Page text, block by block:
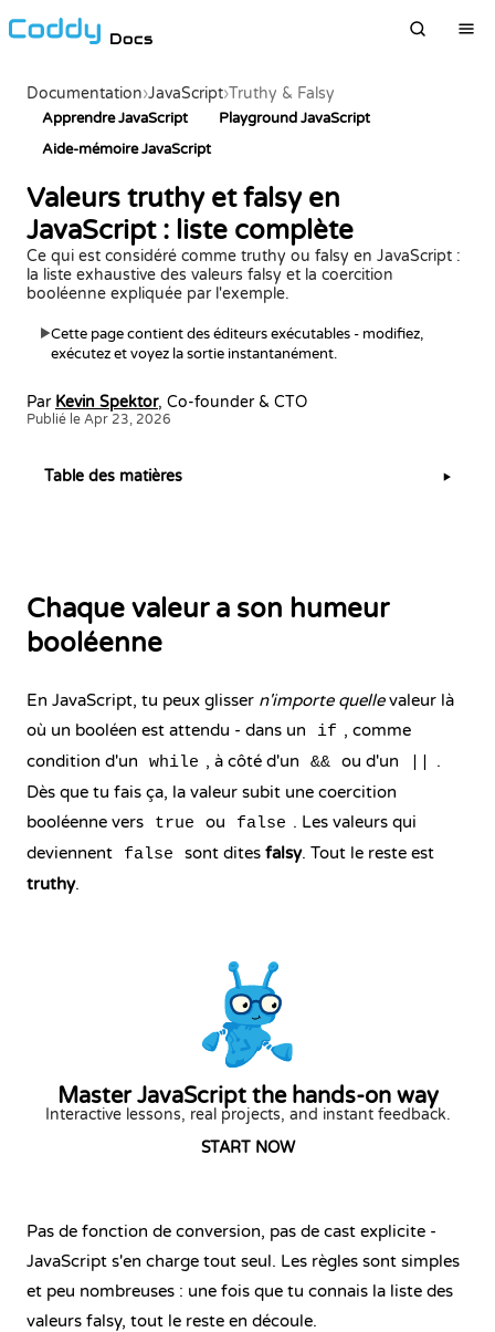
Docs
Documentation›JavaScript›Truthy & Falsy
Apprendre JavaScript
Playground JavaScript
Aide-mémoire JavaScript
Valeurs truthy et falsy en
JavaScript : liste complète
Ce qui est considéré comme truthy ou falsy en JavaScript :
la liste exhaustive des valeurs falsy et la coercition
booléenne expliquée par l'exemple.
▶Cette page contient des éditeurs exécutables - modifiez,
exécutez et voyez la sortie instantanément.
Par Kevin Spektor, Co-founder & CTO
Publié le Apr 23, 2026
Chaque valeur a son humeur
booléenne
En JavaScript, tu peux glisser n'importe quellevaleur là
où un booléen est attendu - dans un
if , comme
condition d'un
while , à côté d'un && ou d'un
.
Dès que tu fais ça, la valeur subit une coercition
booléenne vers
true ou false . Les valeurs qui
deviennent
false sont dites falsy. Tout le reste est
truthy.
Master JavaScript the hands-on way
Interactive lessons, real projects, and instant feedback.
START NOW
Pas de fonction de conversion, pas de cast explicite -
JavaScript s'en charge tout seul. Les règles sont simples
et peu nombreuses : une fois que tu connais la liste des
valeurs falsy, tout le reste en découle.
Table des matières ▶